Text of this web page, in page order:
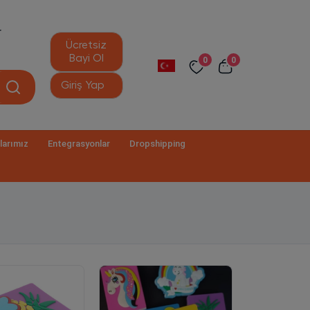
Ücretsiz
Bayi Ol
Giriş Yap
0 0
Entegrasyonlar Dropshipping